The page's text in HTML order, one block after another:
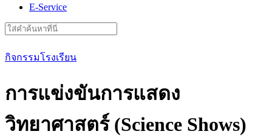
E-Service
Search
for:
กิจกรรมโรงเรียน
การแข่งขันการแสดง
วิทยาศาสตร์ (Science Shows)